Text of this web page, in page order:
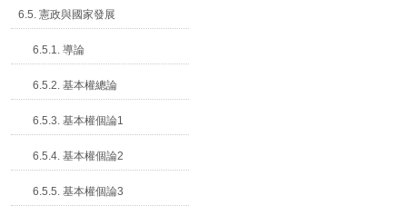
6.5. 憲政與國家發展
6.5.1. 導論
6.5.2. 基本權總論
6.5.3. 基本權個論1
6.5.4. 基本權個論2
6.5.5. 基本權個論3